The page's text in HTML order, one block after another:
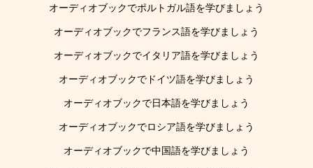
オーディオブックでポルトガル語を学びましょう
オーディオブックでフランス語を学びましょう
オーディオブックでイタリア語を学びましょう
オーディオブックでドイツ語を学びましょう
オーディオブックで日本語を学びましょう
オーディオブックでロシア語を学びましょう
オーディオブックで中国語を学びましょう